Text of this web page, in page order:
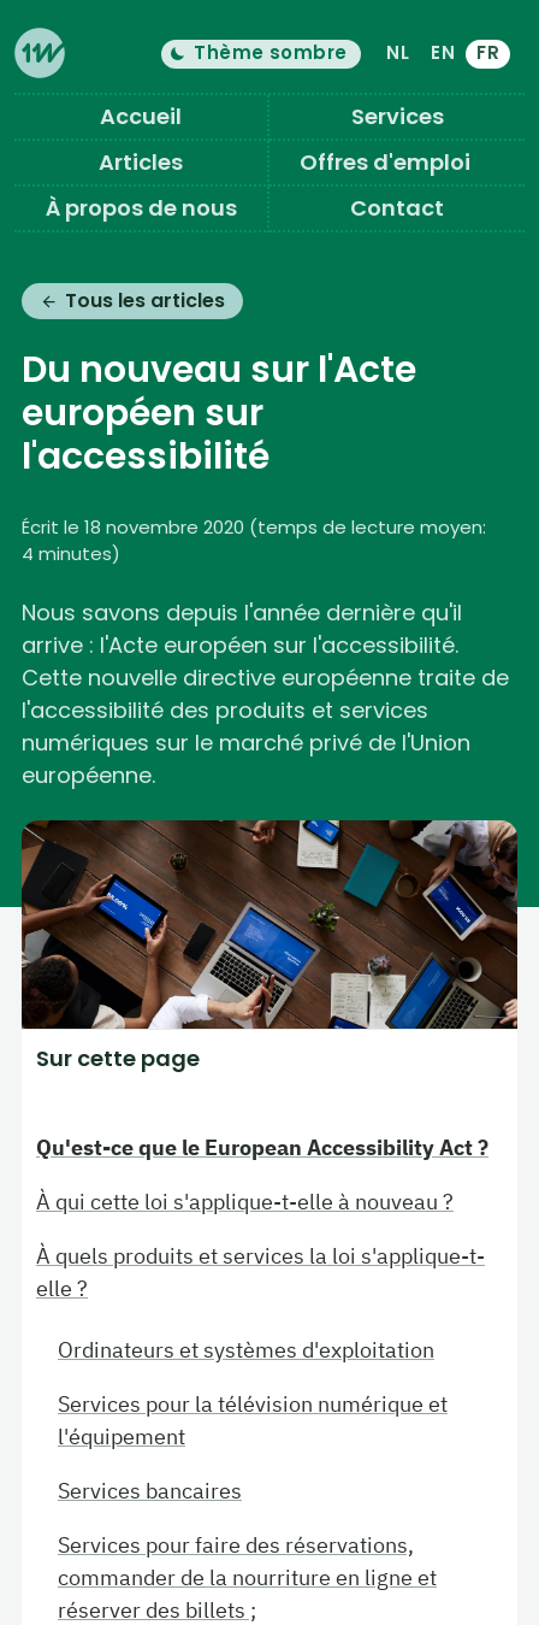
Eleven Ways (Home)
Accueil
Services
Articles
Offres d'emploi
À propos de nous
Contact
Le thème de couleur est maintenant "
Thème sombre
Changer le mode clair/sombre
NL EN FR
Tous les articles
Du nouveau sur l'Acte
européen sur
l'accessibilité
Écrit le 18 novembre 2020 (temps de lecture moyen:
4 minutes)
Nous savons depuis l'année dernière qu'il
arrive : l'Acte européen sur l'accessibilité.
Cette nouvelle directive européenne traite de
l'accessibilité des produits et services
numériques sur le marché privé de l'Union
européenne.
Sur cette page
Qu'est-ce que le European Accessibility Act ?
À qui cette loi s'applique-t-elle à nouveau ?
À quels produits et services la loi s'applique-t-
elle ?
Ordinateurs et systèmes d'exploitation
Services pour la télévision numérique et
l'équipement
Services bancaires
Services pour faire des réservations,
commander de la nourriture en ligne et
réserver des billets ;